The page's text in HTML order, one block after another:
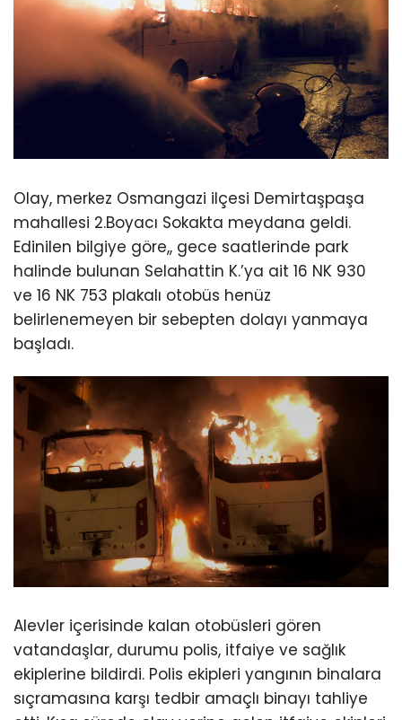
Olay, merkez Osmangazi ilçesi Demirtaşpaşa
mahallesi 2.Boyacı Sokakta meydana geldi.
Edinilen bilgiye göre,, gece saatlerinde park
halinde bulunan Selahattin K.’ya ait 16 NK 930
ve 16 NK 753 plakalı otobüs henüz
belirlenemeyen bir sebepten dolayı yanmaya
başladı.
Alevler içerisinde kalan otobüsleri gören
vatandaşlar, durumu polis, itfaiye ve sağlık
ekiplerine bildirdi. Polis ekipleri yangının binalara
sıçramasına karşı tedbir amaçlı binayı tahliye